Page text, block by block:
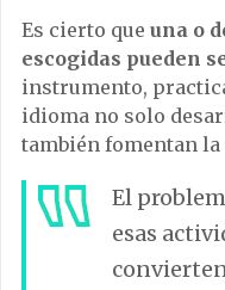
Es cierto que una o
escogidas pueden
instrumento,
idioma no solo
también fomentan
El
esas